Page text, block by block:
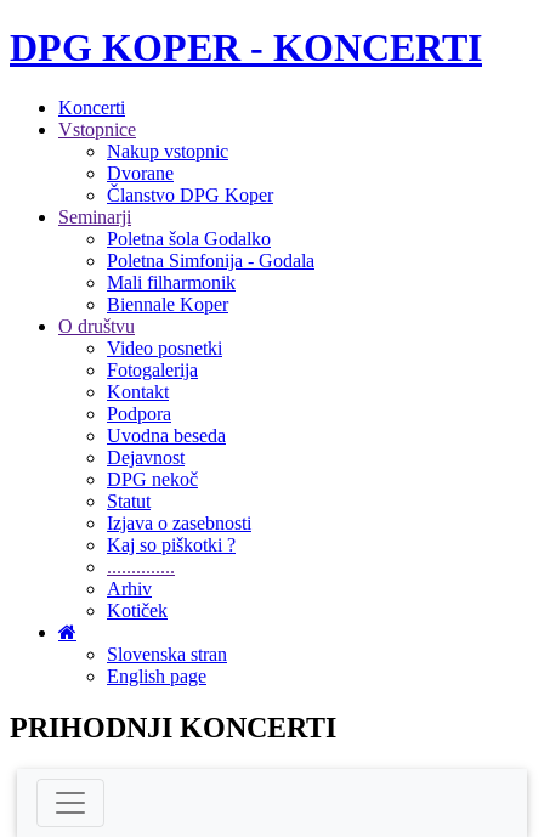
DPG KOPER - KONCERTI
Koncerti
Vstopnice
Nakup vstopnic
Dvorane
Članstvo DPG Koper
Seminarji
Poletna šola Godalko
Poletna Simfonija - Godala
Mali filharmonik
Biennale Koper
O društvu
Video posnetki
Fotogalerija
Kontakt
Podpora
Uvodna beseda
Dejavnost
DPG nekoč
Statut
Izjava o zasebnosti
Kaj so piškotki ?
..............
Arhiv
Kotiček
Slovenska stran
English page
PRIHODNJI KONCERTI